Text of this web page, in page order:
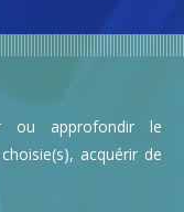
ou approfondir le
acquérir de